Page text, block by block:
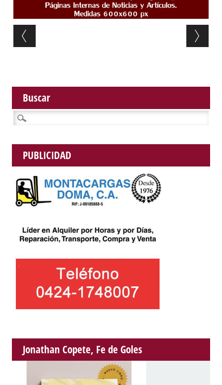
Post navigation
Buscar
Buscar:
PUBLICIDAD
Jonathan Copete, Fe de Goles